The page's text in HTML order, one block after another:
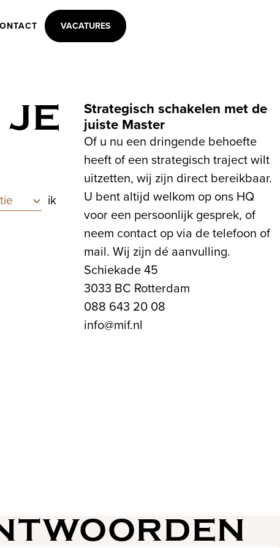
VACATURES
Strategisch schakelen met de
juiste Master
Of u nu een dringende behoefte
heeft of een strategisch traject wilt
uitzetten, wij zijn direct bereikbaar.
U bent altijd welkom op ons HQ
voor een persoonlijk gesprek, of
neem contact op via de telefoon of
mail. Wij zijn dé aanvulling.
Schiekade 45
3033 BC Rotterdam
088 643 20 08
info@mif.nl
ik